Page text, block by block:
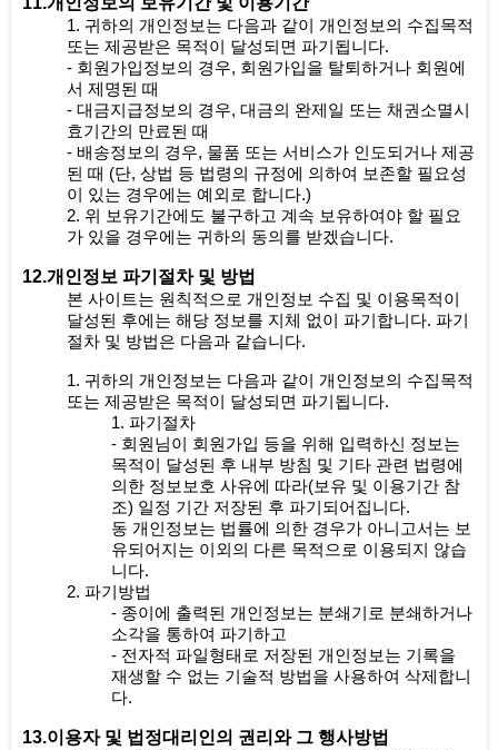
1. 귀하의 개인정보는 다음과 같이 개인정보의 수집목적
또는 제공받은 목적이 달성되면 파기됩니다.
- 회원가입정보의 경우, 회원가입을 탈퇴하거나 회원에
서 제명된 때
- 대금지급정보의 경우, 대금의 완제일 또는 채권소멸시
효기간의 만료된 때
- 배송정보의 경우, 물품 또는 서비스가 인도되거나 제공
된 때 (단, 상법 등 법령의 규정에 의하여 보존할 필요성
이 있는 경우에는 예외로 합니다.)
2. 위 보유기간에도 불구하고 계속 보유하여야 할 필요
가 있을 경우에는 귀하의 동의를 받겠습니다.
12.개인정보 파기절차 및 방법
본 사이트는 원칙적으로 개인정보 수집 및 이용목적이
달성된 후에는 해당 정보를 지체 없이 파기합니다. 파기
절차 및 방법은 다음과 같습니다.
1. 귀하의 개인정보는 다음과 같이 개인정보의 수집목적
또는 제공받은 목적이 달성되면 파기됩니다.
1. 파기절차
- 회원님이 회원가입 등을 위해 입력하신 정보는
목적이 달성된 후 내부 방침 및 기타 관련 법령에
의한 정보보호 사유에 따라(보유 및 이용기간 참
조) 일정 기간 저장된 후 파기되어집니다.
동 개인정보는 법률에 의한 경우가 아니고서는 보
유되어지는 이외의 다른 목적으로 이용되지 않습
니다.
2. 파기방법
- 종이에 출력된 개인정보는 분쇄기로 분쇄하거나
소각을 통하여 파기하고
- 전자적 파일형태로 저장된 개인정보는 기록을
재생할 수 없는 기술적 방법을 사용하여 삭제합니
다.
13.이용자 및 법정대리인의 권리와 그 행사방법